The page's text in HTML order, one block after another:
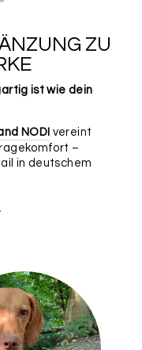
ZU
ist wie dein
NODI vereint
–
in deutschem